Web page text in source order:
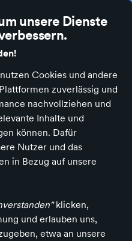
unsere Dienste
Cookies und andere
zuverlässig und
nachvollziehen und
Inhalte und
können. Dafür
Nutzer und das
in Bezug auf unsere
klicken,
und erlauben uns,
etwa an unsere
Bücher & Medien